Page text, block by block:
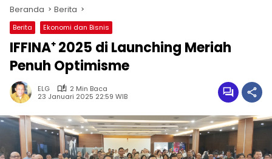
Beranda Berita
Berita Ekonomi dan Bisnis
IFFINA⁺ 2025 di Launching Meriah
Penuh Optimisme
ELG
2 Min Baca
23 Januari 2025 22:59 WIB